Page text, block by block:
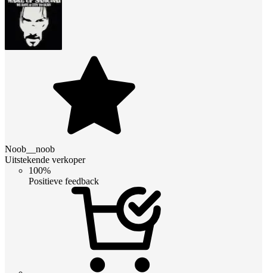
Noob__noob
Uitstekende verkoper
100%
Positieve feedback